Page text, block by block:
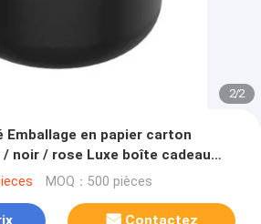
2/2
Emballage en papier carton
/ noir / rose Luxe boîte cadeau
à ruban
MOQ：500 pièces
Contactez